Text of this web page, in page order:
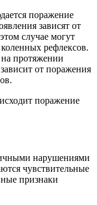
поражение
зависят от
случае могут
рефлексов.
протяжении
от поражения
нарушениями
чувствительные
признаки